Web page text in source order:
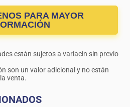
PARA MAYOR
están sujetos a variacin sin previo
son un valor adicional y no están
venta.